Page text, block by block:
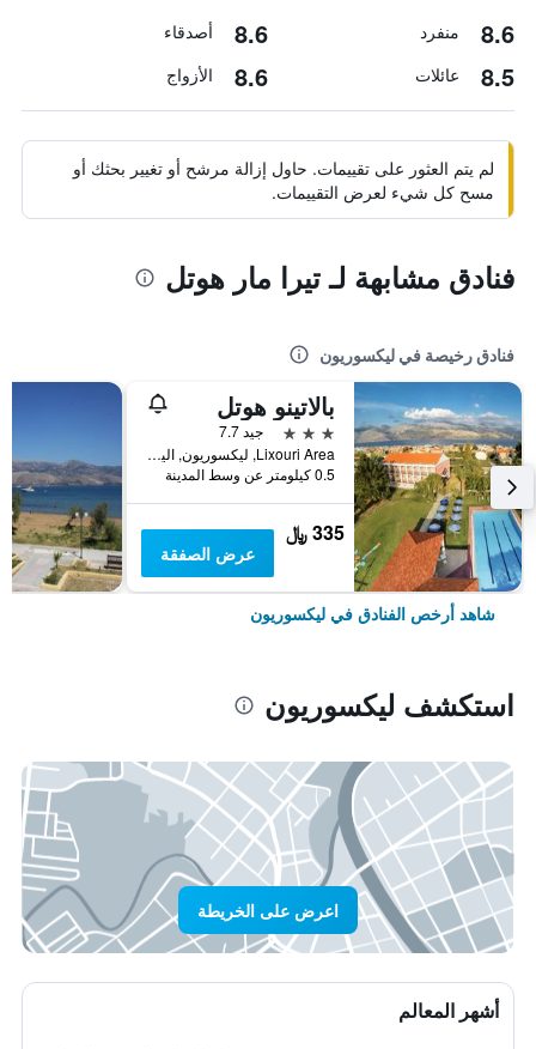
8.6 منفرد 8.6 أصدقاء
8.5 عائلات 8.6 الأزواج
لم يتم العثور على تقييمات. حاول إزالة مرشح أو تغيير بحثك أو
مسح كل شيء لعرض التقييمات.
فنادق مشابهة لـ تيرا مار هوتل
فنادق رخيصة في ليكسوريون
بالاتينو هوتل
3 نجوم
جيد 7.7
Lixouri Area, ليكسوريون, اليونان
0.5 كيلومتر عن وسط المدينة
335 ﷼
عرض الصفقة
شاهد أرخص الفنادق في ليكسوريون
استكشف ليكسوريون
اعرض على الخريطة
أشهر المعالم